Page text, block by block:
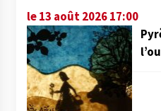
le 13 août 2026 17:00